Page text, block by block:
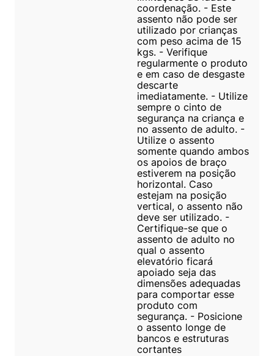
coordenação. - Este
assento não pode ser
utilizado por crianças
com peso acima de 15
kgs. - Verifique
regularmente o produto
e em caso de desgaste
descarte
imediatamente. - Utilize
sempre o cinto de
segurança na criança e
no assento de adulto. -
Utilize o assento
somente quando ambos
os apoios de braço
estiverem na posição
horizontal. Caso
estejam na posição
vertical, o assento não
deve ser utilizado. -
Certifique-se que o
assento de adulto no
qual o assento
elevatório ficará
apoiado seja das
dimensões adequadas
para comportar esse
produto com
segurança. - Posicione
o assento longe de
bancos e estruturas
cortantes